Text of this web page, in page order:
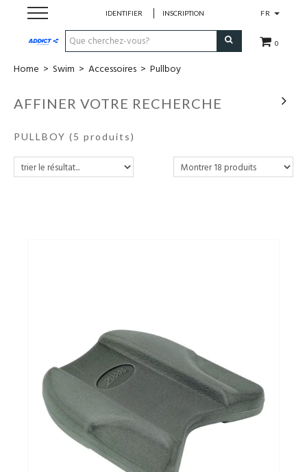
FR
0
IDENTIFIER INSCRIPTION
Cadeaubon
Loopschoenen
Gezonde levensstijl
Koopjes
Home > Swim > Accessoires > Pullboy
AFFINER VOTRE RECHERCHE
PULLBOY (5 produits)